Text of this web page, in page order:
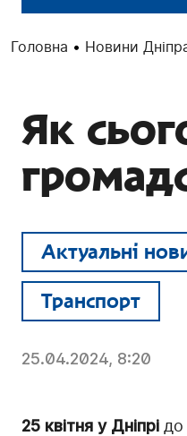
Головна • Новини
Як
Актуальні
Транспорт
25.04.2024, 8:20
25 квітня у Дніпрі до